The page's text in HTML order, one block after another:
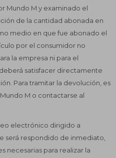
Mundo M y examinado el
de la cantidad abonada en
medio en que fue abonado el
por el consumidor no
la empresa ni para el
satisfacer directamente
Para tramitar la devolución, es
M o contactarse al
electrónico dirigido a
será respondido de inmediato,
necesarias para realizar la